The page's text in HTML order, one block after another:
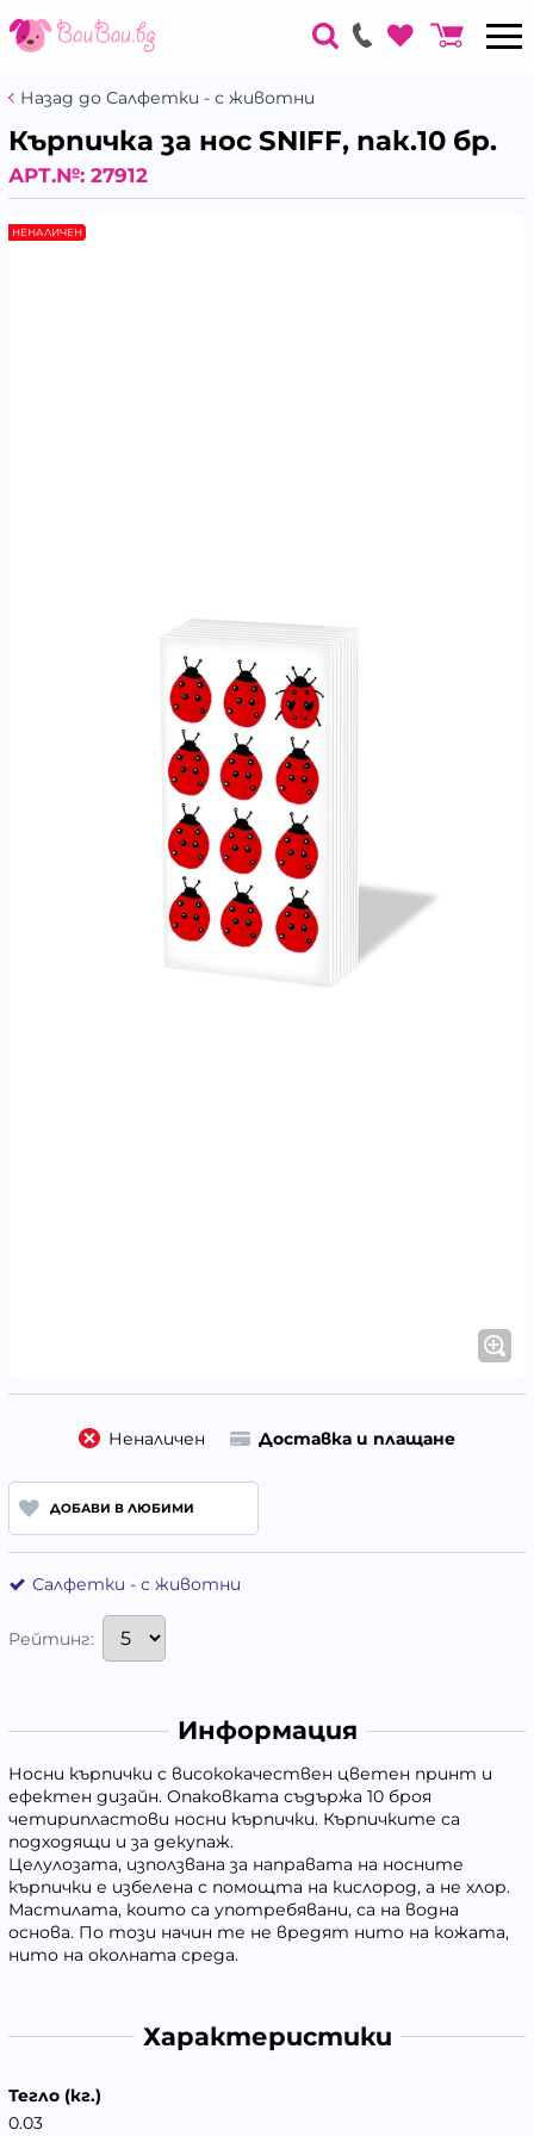
Назад до Салфетки - с животни
Кърпичка за нос SNIFF, пак.10 бр.
АРТ.№: 27912
НЕНАЛИЧЕН
Неналичен Доставка и плащане
ДОБАВИ В ЛЮБИМИ
Салфетки - с животни
Рейтинг:
Информация
Носни кърпички с висококачествен цветен принт и
ефектен дизайн. Опаковката съдържа 10 броя
четирипластови носни кърпички. Кърпичките са
подходящи и за декупаж.
Целулозата, използвана за направата на носните
кърпички е избелена с помощта на кислород, а не хлор.
Мастилата, които са употребявани, са на водна
основа. По този начин те не вредят нито на кожата,
нито на околната среда.
Характеристики
Тегло (кг.)
0.03